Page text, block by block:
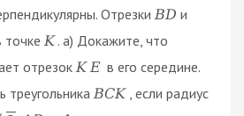
Отрезки BD и
точке K . а) Докажите, что
отрезок K E в его середине.
BCK , если радиус